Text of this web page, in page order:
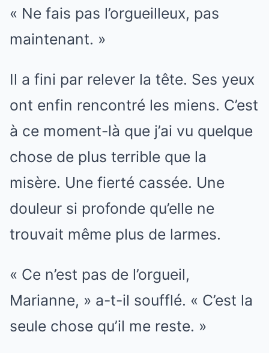
« Ne fais pas l’orgueilleux, pas
maintenant. »
Il a fini par relever la tête. Ses yeux
ont enfin rencontré les miens. C’est
à ce moment-là que j’ai vu quelque
chose de plus terrible que la
misère. Une fierté cassée. Une
douleur si profonde qu’elle ne
trouvait même plus de larmes.
« Ce n’est pas de l’orgueil,
Marianne, » a-t-il soufflé. « C’est la
seule chose qu’il me reste. »